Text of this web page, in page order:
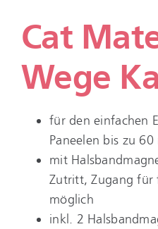
Cat
Wege
für den einfachen
Paneelen bis zu
mit
Zutritt, Zugang für
möglich
inkl. 2